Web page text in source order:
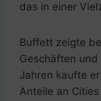
das in einer
Buffett zeigte
Geschäften und
Jahren kaufte
Anteile an